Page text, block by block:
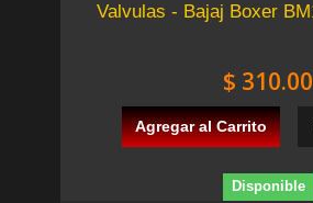
Valvulas - Bajaj Boxer
$ 310.00
Agregar al Carrito
Disponible